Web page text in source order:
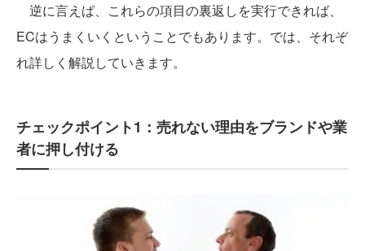
逆に言えば、これらの項目の裏返しを実行できれば、
ECはうまくいくということでもあります。では、それぞ
れ詳しく解説していきます。
チェックポイント1：売れない理由をブランドや業
者に押し付ける